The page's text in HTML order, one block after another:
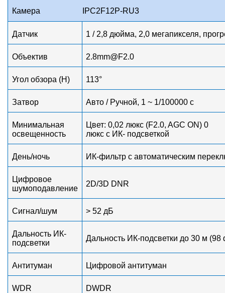
Камера IPC2F12P-RU3
Датчик 1 / 2,8 дюйма, 2,0 мегапикселя,
Объектив 2.8mm@F2.0
Угол обзора (H) 113°
Затвор Авто / Ручной, 1 ~ 1/100000 с
Минимальная
освещенность
Цвет: 0,02 люкс (F2.0, AGC ON) 0
люкс с ИК- подсветкой
День/ночь ИК-фильтр с автоматическим
Цифровое
шумоподавление
2D/3D DNR
Сигнал/шум > 52 дБ
Дальность ИК-
подсветки
Дальность ИК-подсветки до 30 м (98
Антитуман Цифровой антитуман
WDR DWDR